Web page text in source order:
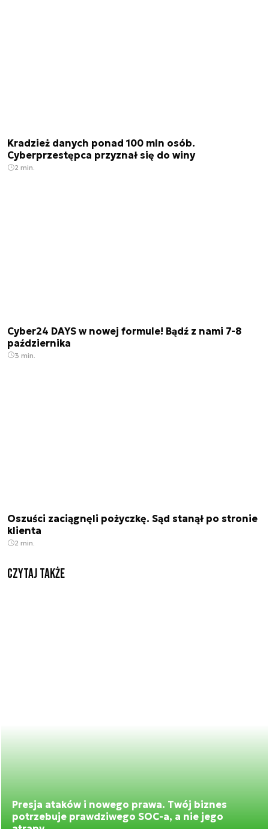
Kradzież danych ponad 100 mln osób.
Cyberprzestępca przyznał się do winy
2 min.
Cyber24 DAYS w nowej formule! Bądź z nami 7-8
października
3 min.
Oszuści zaciągnęli pożyczkę. Sąd stanął po stronie
klienta
2 min.
Czytaj także
Presja ataków i nowego prawa. Twój biznes
potrzebuje prawdziwego SOC-a, a nie jego